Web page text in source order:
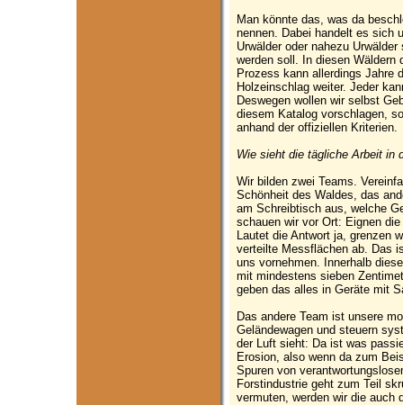
Man könnte das, was da
nennen. Dabei handelt es sich
Urwälder oder nahezu
werden soll. In diesen Wäldern
Prozess kann allerdings Jahre
Holzeinschlag weiter. Jeder
Deswegen wollen wir selbst
diesem Katalog vorschlagen,
anhand der offiziellen Kriterien.
Wie sieht die tägliche Arbeit in
Wir bilden zwei Teams.
Schönheit des Waldes, das
am Schreibtisch aus, welche
schauen wir vor Ort: Eignen
Lautet die Antwort ja, grenzen
verteilte Messflächen ab. Das
uns vornehmen. Innerhalb
mit mindestens sieben
geben das alles in Geräte mit
Das andere Team ist unsere
Geländewagen und steuern
der Luft sieht: Da ist was
Erosion, also wenn da zum
Spuren von
Forstindustrie geht zum Teil
vermuten, werden wir die auch